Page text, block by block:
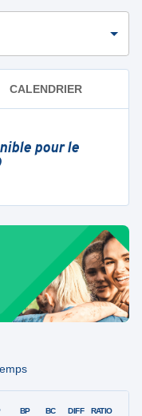
CALENDRIER
pour le
BP BC DIFF RATIO